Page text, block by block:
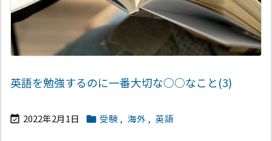
英語を勉強するのに一番大切な○○なこと(3)
 2022年2月1日  受験 , 海外 , 英語